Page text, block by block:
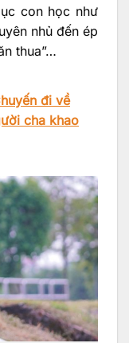
con học như
nhủ đến ép
thua”…
đi về
cha khao